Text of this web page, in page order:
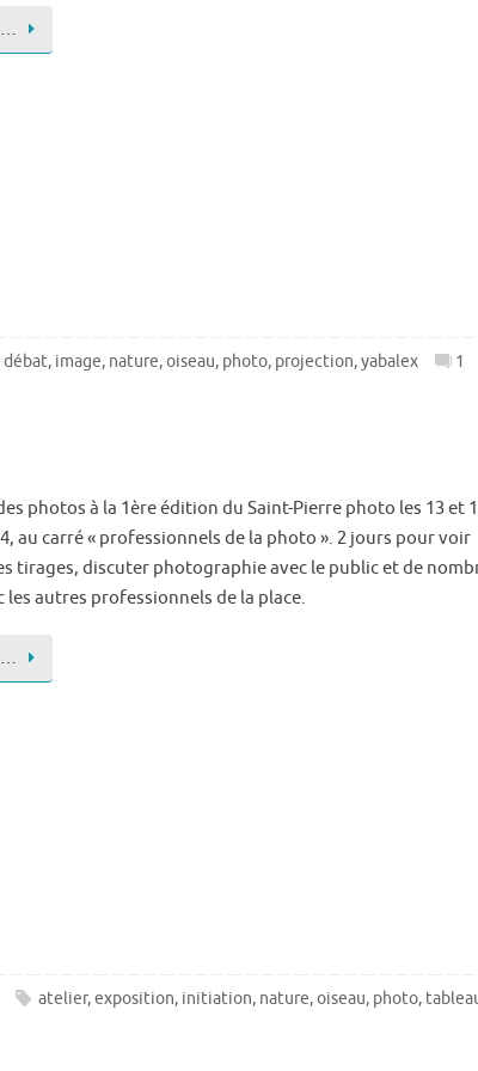
débat, image, nature,oiseau, photo, projection,yabalex 1
photos à la 1ère édition du Saint-Pierre photo les 13 et
au carré « professionnels de la photo ». 2 jours pour voir
tirages, discuter photographie avec le public et de
les autres professionnels de la place.
atelier,exposition, initiation, nature,oiseau, photo,